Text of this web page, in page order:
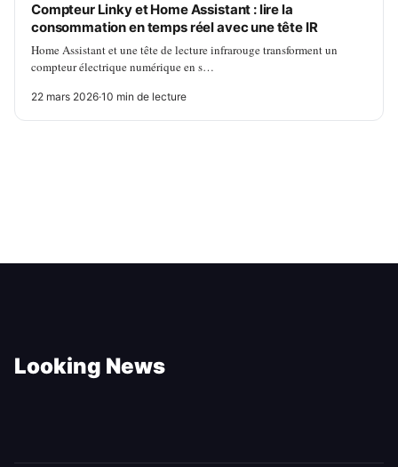
Compteur Linky et Home Assistant : lire la
consommation en temps réel avec une tête IR
Home Assistant et une tête de lecture infrarouge transforment un
compteur électrique numérique en s…
22 mars 2026·10 min de lecture
Looking News